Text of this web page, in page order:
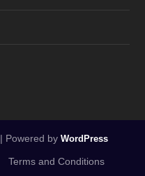
| Powered by WordPress
Terms and Conditions